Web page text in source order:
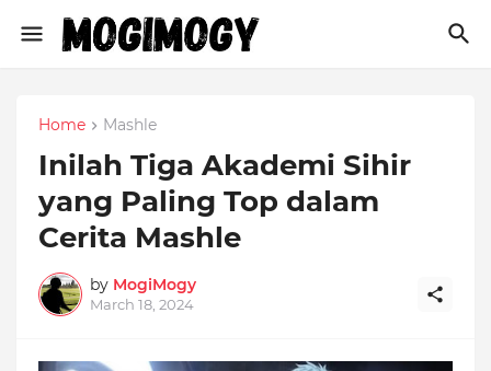
Home Mashle
Inilah Tiga Akademi Sihir
yang Paling Top dalam
Cerita Mashle
by MogiMogy
March 18, 2024